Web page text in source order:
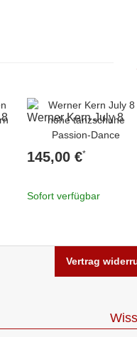
Werner Kern July 8
145,00 €*
Sofort verfügbar
Vertrag